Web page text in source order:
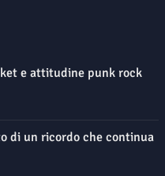
e attitudine punk rock
di un ricordo che continua